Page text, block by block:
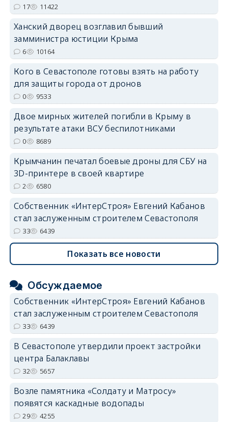
erid: 2SDnjdvhGXG
17 11422
Ханский дворец возглавил бывший
замминистра юстиции Крыма
6 10164
Кого в Севастополе готовы взять на работу
для защиты города от дронов
0 9533
Двое мирных жителей погибли в Крыму в
результате атаки ВСУ беспилотниками
0 8689
Крымчанин печатал боевые дроны для СБУ на
3D-принтере в своей квартире
2 6580
Собственник «ИнтерСтроя» Евгений Кабанов
стал заслуженным строителем Севастополя
33 6439
Показать все новости
Обсуждаемое
Собственник «ИнтерСтроя» Евгений Кабанов
стал заслуженным строителем Севастополя
33 6439
В Севастополе утвердили проект застройки
центра Балаклавы
32 5657
Возле памятника «Солдату и Матросу»
появятся каскадные водопады
29 4255